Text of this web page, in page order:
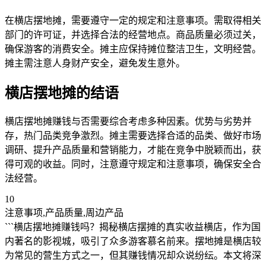
在横店摆地摊，需要遵守一定的规定和注意事项。需取得相关
部门的许可证，并选择合法的经营地点。商品质量必须过关，
确保游客的消费安全。摊主应保持摊位整洁卫生，文明经营。
摊主需注意人身财产安全，避免发生意外。
横店摆地摊的结语
横店摆地摊赚钱与否需要综合考虑多种因素。优势与劣势并
存，热门品类竞争激烈。摊主需要选择合适的品类、做好市场
调研、提升产品质量和营销能力，才能在竞争中脱颖而出，获
得可观的收益。同时，注意遵守规定和注意事项，确保安全合
法经营。
10
注意事项,产品质量,周边产品
```横店摆地摊赚钱吗？揭秘横店摆摊的真实收益横店，作为国
内著名的影视城，吸引了众多游客慕名前来。摆地摊是横店较
为常见的营生方式之一，但其赚钱情况却众说纷纭。本文将深